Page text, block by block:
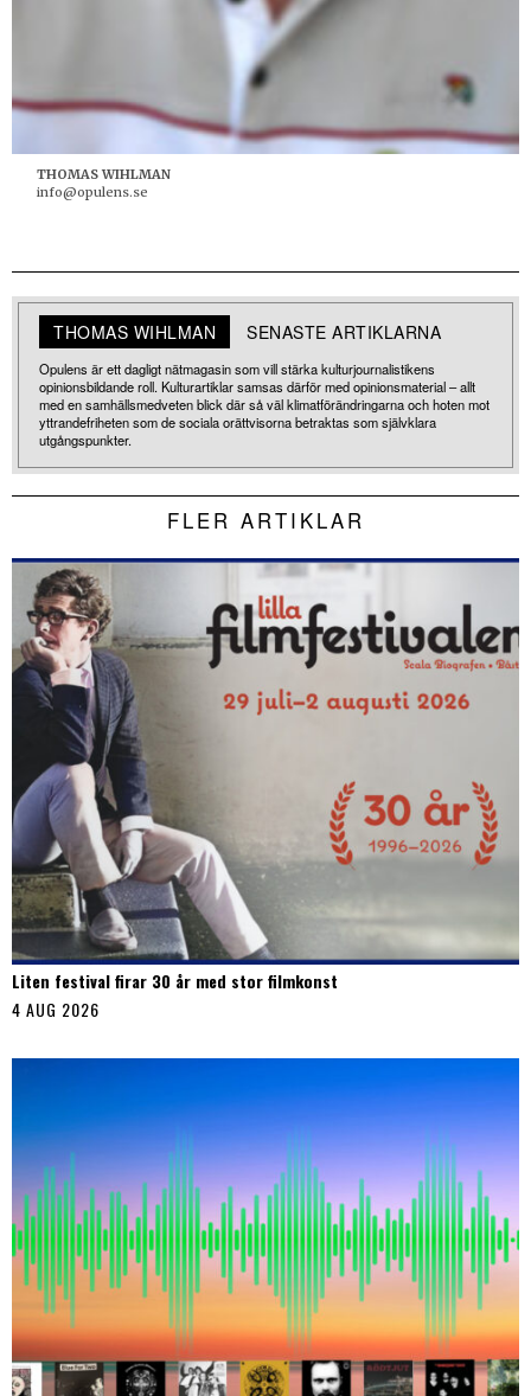
THOMAS WIHLMAN
info@opulens.se
THOMAS WIHLMAN SENASTE ARTIKLARNA
Opulens är ett dagligt nätmagasin som vill stärka kulturjournalistikens
opinionsbildande roll. Kulturartiklar samsas därför med opinionsmaterial – allt
med en samhällsmedveten blick där så väl klimatförändringarna och hoten mot
yttrandefriheten som de sociala orättvisorna betraktas som självklara
utgångspunkter.
FLER ARTIKLAR
Liten festival firar 30 år med stor filmkonst
4 AUG 2026